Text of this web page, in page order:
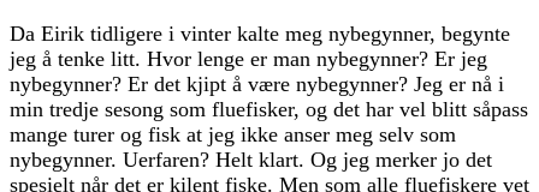
Da Eirik tidligere i vinter kalte meg nybegynner, begynte
jeg å tenke litt. Hvor lenge er man nybegynner? Er jeg
nybegynner? Er det kjipt å være nybegynner? Jeg er nå i
min tredje sesong som fluefisker, og det har vel blitt såpass
mange turer og fisk at jeg ikke anser meg selv som
nybegynner. Uerfaren? Helt klart. Og jeg merker jo det
spesielt når det er kilent fiske. Men som alle fluefiskere vet